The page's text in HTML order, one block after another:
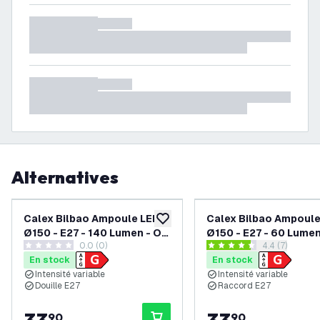
Alternatives
ajouter à la liste de souhaits
Calex Bilbao Ampoule LED
Ø150 - E27 - 140 Lumen - Or
- Lampe Vintage
0 étoiles de notation
0.0 (0)
En stock
Intensité variable
Douille E27
90
Calex Bilbao Ampoule
Ø150 - E27 - 60
Titane - Lampe
ouvrir le
4.4 étoiles de notation
4.4 (7)
En stock
Intensité variable
Raccord E27
90